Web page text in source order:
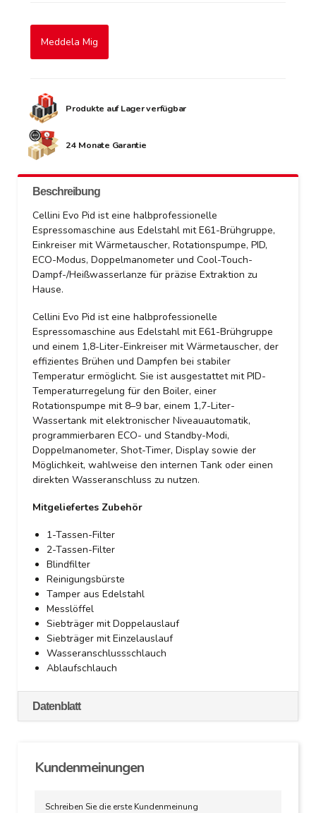
Meddela Mig
Produkte auf Lager verfügbar
24 Monate Garantie
Beschreibung
Cellini Evo Pid ist eine halbprofessionelle
Espressomaschine aus Edelstahl mit E61-Brühgruppe,
Einkreiser mit Wärmetauscher, Rotationspumpe, PID,
ECO-Modus, Doppelmanometer und Cool-Touch-
Dampf-/Heißwasserlanze für präzise Extraktion zu
Hause.
Cellini Evo Pid ist eine halbprofessionelle
Espressomaschine aus Edelstahl mit E61-Brühgruppe
und einem 1,8-Liter-Einkreiser mit Wärmetauscher, der
effizientes Brühen und Dampfen bei stabiler
Temperatur ermöglicht. Sie ist ausgestattet mit PID-
Temperaturregelung für den Boiler, einer
Rotationspumpe mit 8–9 bar, einem 1,7-Liter-
Wassertank mit elektronischer Niveauautomatik,
programmierbaren ECO- und Standby-Modi,
Doppelmanometer, Shot-Timer, Display sowie der
Möglichkeit, wahlweise den internen Tank oder einen
direkten Wasseranschluss zu nutzen.
Mitgeliefertes Zubehör
1-Tassen-Filter
2-Tassen-Filter
Blindfilter
Reinigungsbürste
Tamper aus Edelstahl
Messlöffel
Siebträger mit Doppelauslauf
Siebträger mit Einzelauslauf
Wasseranschlussschlauch
Ablaufschlauch
Datenblatt
Kundenmeinungen
Schreiben Sie die erste Kundenmeinung